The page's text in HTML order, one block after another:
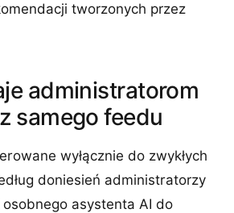
tworzonych przez
administratorom
samego feedu
wyłącznie do zwykłych
doniesień administratorzy
asystenta AI do